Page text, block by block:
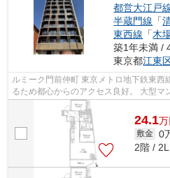
都営大江戸
半蔵門線 「
東西線 「木
築1年未満 /
東京都江東
ルミーク門前仲町 東京メトロ地下鉄東西線・都営大江戸線の2路線利用でき
るため都心からのアクセス良好。 大型マンションが建ち並んでいますが、大
通り以外は古びた戸建てや中低層の...
24.1万
敷金 0
2階 /